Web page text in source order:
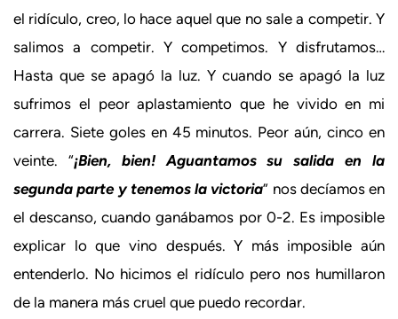
el ridículo, creo, lo hace aquel que no sale a competir. Y
salimos a competir. Y competimos. Y disfrutamos…
Hasta que se apagó la luz. Y cuando se apagó la luz
sufrimos el peor aplastamiento que he vivido en mi
carrera. Siete goles en 45 minutos. Peor aún, cinco en
veinte. “¡Bien, bien! Aguantamos su salida en la
segunda parte y tenemos la victoria” nos decíamos en
el descanso, cuando ganábamos por 0-2. Es imposible
explicar lo que vino después. Y más imposible aún
entenderlo. No hicimos el ridículo pero nos humillaron
de la manera más cruel que puedo recordar.